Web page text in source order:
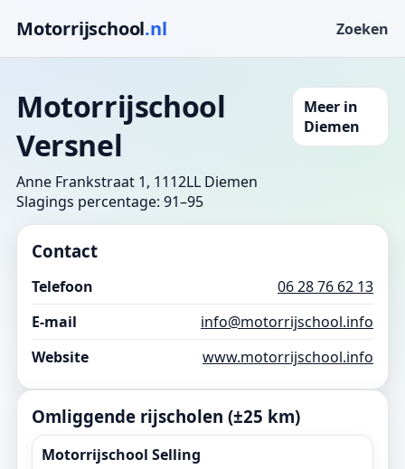
Motorrijschool.nl Zoeken
Motorrijschool
Versnel
Anne Frankstraat 1, 1112LL Diemen
Slagings percentage: 91–95
Meer in
Diemen
Contact
Telefoon
06 28 76 62 13
E-mail
info@motorrijschool.info
Website
www.motorrijschool.info
Omliggende rijscholen (±25 km)
Motorrijschool Selling